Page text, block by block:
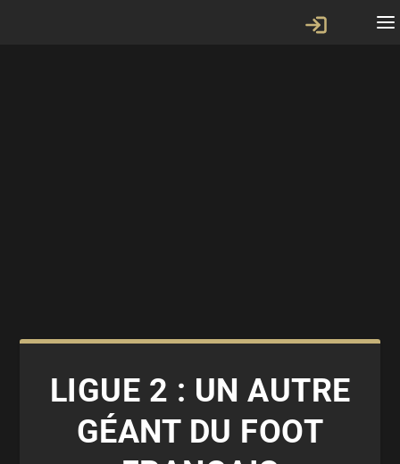
LIGUE 2 : UN AUTRE
GÉANT DU FOOT